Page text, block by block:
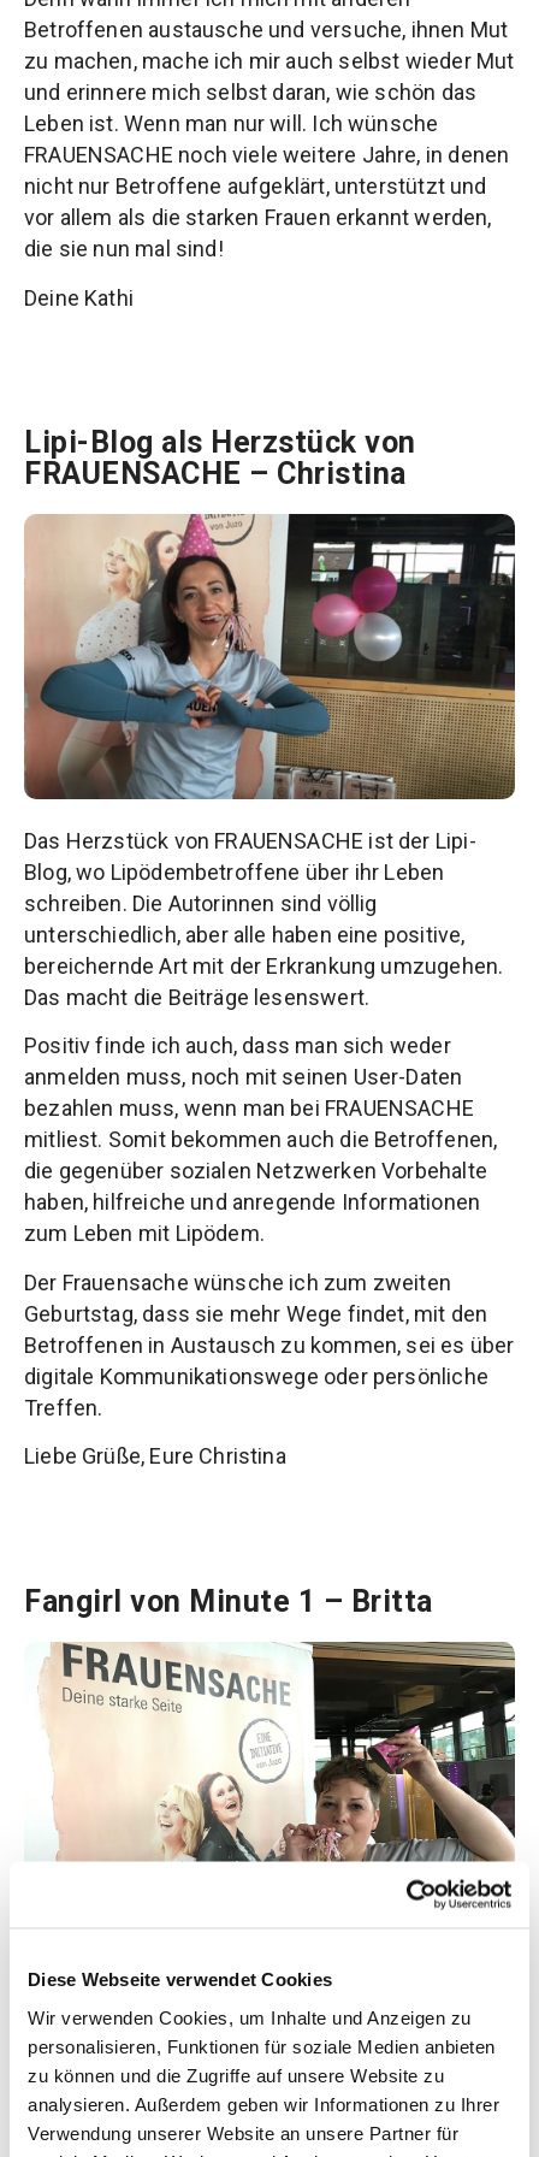
Diese Webseite verwendet Cookies
Wir verwenden Cookies, um Inhalte und Anzeigen zu
personalisieren, Funktionen für soziale Medien anbieten
zu können und die Zugriffe auf unsere Website zu
analysieren. Außerdem geben wir Informationen zu Ihrer
Verwendung unserer Website an unsere Partner für
Betroffenen austausche und versuche, ihnen Mut
zu machen, mache ich mir auch selbst wieder Mut
und erinnere mich selbst daran, wie schön das
Leben ist. Wenn man nur will. Ich wünsche
FRAUENSACHE noch viele weitere Jahre, in denen
nicht nur Betroffene aufgeklärt, unterstützt und
vor allem als die starken Frauen erkannt werden,
die sie nun mal sind!
Deine Kathi
Lipi-Blog als Herzstück von
FRAUENSACHE – Christina
Das Herzstück von FRAUENSACHE ist der Lipi-
Blog, wo Lipödembetroffene über ihr Leben
schreiben. Die Autorinnen sind völlig
unterschiedlich, aber alle haben eine positive,
bereichernde Art mit der Erkrankung umzugehen.
Das macht die Beiträge lesenswert.
Positiv finde ich auch, dass man sich weder
anmelden muss, noch mit seinen User-Daten
bezahlen muss, wenn man bei FRAUENSACHE
mitliest. Somit bekommen auch die Betroffenen,
die gegenüber sozialen Netzwerken Vorbehalte
haben, hilfreiche und anregende Informationen
zum Leben mit Lipödem.
Der Frauensache wünsche ich zum zweiten
Geburtstag, dass sie mehr Wege findet, mit den
Betroffenen in Austausch zu kommen, sei es über
digitale Kommunikationswege oder persönliche
Treffen.
Liebe Grüße, Eure Christina
Fangirl von Minute 1 – Britta
Hurra! Herzlichen Glückwunsch zum 2.
bin seit der ersten Stunde ein Fangirl und habe
nach einem tollen Gespräch mit Marlene im
Dezember 2017 meinen ersten Artikel
geschrieben. Dieser wurde Anfang 2018